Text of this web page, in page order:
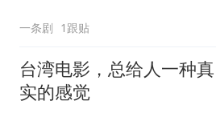
一条剧 1跟贴
台湾电影，总给人一种真
实的感觉